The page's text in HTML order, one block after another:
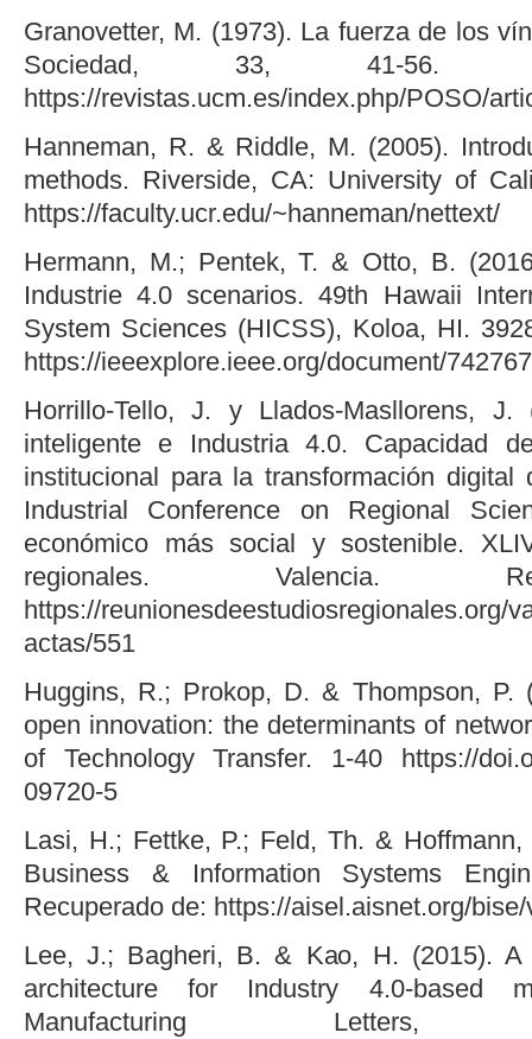
Granovetter, M. (1973). La fuerza de los
Sociedad, 33, 41-56.
https://revistas.ucm.es/index.php/POSO/
Hanneman, R. & Riddle, M. (2005).
methods. Riverside, CA: University of
https://faculty.ucr.edu/~hanneman/nettext/
Hermann, M.; Pentek, T. & Otto, B.
Industrie 4.0 scenarios. 49th Hawaii
System Sciences (HICSS), Koloa, HI.
https://ieeexplore.ieee.org/document/
Horrillo-Tello, J. y Llados-Masllorens, J.
inteligente e Industria 4.0. Capacidad
institucional para la transformación digital
Industrial Conference on Regional
económico más social y sostenible.
regionales. Valencia.
https://reunionesdeestudiosregionales.org/
actas/551
Huggins, R.; Prokop, D. & Thompson, P.
open innovation: the determinants of
of Technology Transfer. 1-40 https://
09720-5
Lasi, H.; Fettke, P.; Feld, Th. &
Business & Information Systems
Recuperado de: https://aisel.aisnet.org/
Lee, J.; Bagheri, B. & Kao, H. (2015). A
architecture for Industry 4.0-based
Manufacturing